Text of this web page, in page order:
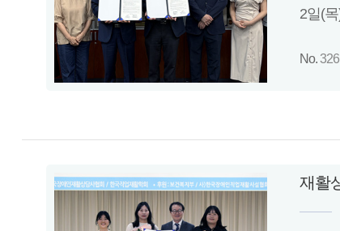
2일(
No.326
재활